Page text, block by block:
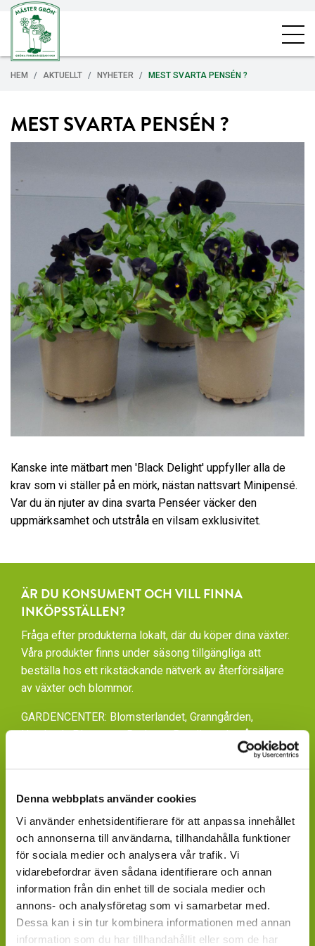
Denna webbplats använder cookies
Vi använder enhetsidentifierare för att anpassa innehållet
och annonserna till användarna, tillhandahålla funktioner
för sociala medier och analysera vår trafik. Vi
vidarebefordrar även sådana identifierare och annan
information från din enhet till de sociala medier och
annons- och analysföretag som vi samarbetar med.
Dessa kan i sin tur kombinera informationen med annan
information som du har tillhandahållit eller som de har
HEM AKTUELLT NYHETER MEST SVARTA PENSÉN ?
MEST SVARTA PENSÉN ?
Kanske inte mätbart men 'Black Delight' uppfyller alla de
krav som vi ställer på en mörk, nästan nattsvart Minipensé.
Var du än njuter av dina svarta Penséer väcker den
uppmärksamhet och utstråla en vilsam exklusivitet.
ÄR DU KONSUMENT OCH VILL FINNA
INKÖPSSTÄLLEN?
Fråga efter produkterna lokalt, där du köper dina växter.
Våra produkter finns under säsong tillgängliga att
beställa hos ett rikstäckande nätverk av återförsäljare
av växter och blommor.
GARDENCENTER: Blomsterlandet, Granngården,
Hornbach, Plantagen, Bauhaus, Bogrönt och många
fristående GardenCenter och Handelsträdgårdar.
tillhandahåller ett begränsat utbud.
BLOMSTERBUTIKER: Blomster- och Livsstilsbutiker
presenterar ett personligt utbud och kan beställa hem
på din förfrågan.
ÄR DU ÅTERFÖRSÄLJARE?
Kontakta din kundansvarige säljare på Mäster Grön.